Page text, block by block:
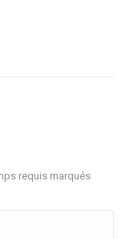
requis marqués